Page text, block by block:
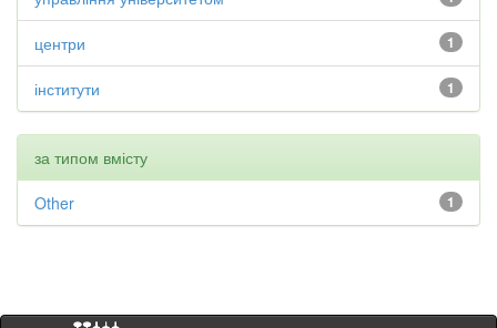
1
центри
1
інститути
за типом вмісту
1
Other